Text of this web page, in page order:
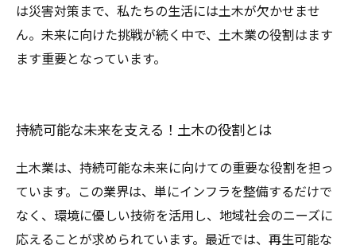
は災害対策まで、私たちの生活には土木が欠かせませ
ん。未来に向けた挑戦が続く中で、土木業の役割はます
ます重要となっています。
持続可能な未来を支える！土木の役割とは
土木業は、持続可能な未来に向けての重要な役割を担っ
ています。この業界は、単にインフラを整備するだけで
なく、環境に優しい技術を活用し、地域社会のニーズに
応えることが求められています。最近では、再生可能な